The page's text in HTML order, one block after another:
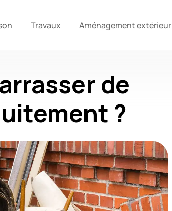
Travaux Aménagement extérieur
de
?